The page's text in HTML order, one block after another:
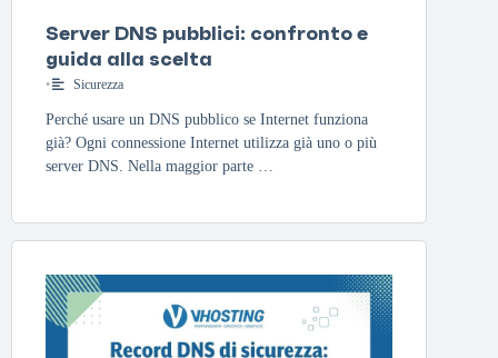
Server DNS pubblici: confronto e
guida alla scelta
• Sicurezza
Perché usare un DNS pubblico se Internet funziona
già? Ogni connessione Internet utilizza già uno o più
server DNS. Nella maggior parte …